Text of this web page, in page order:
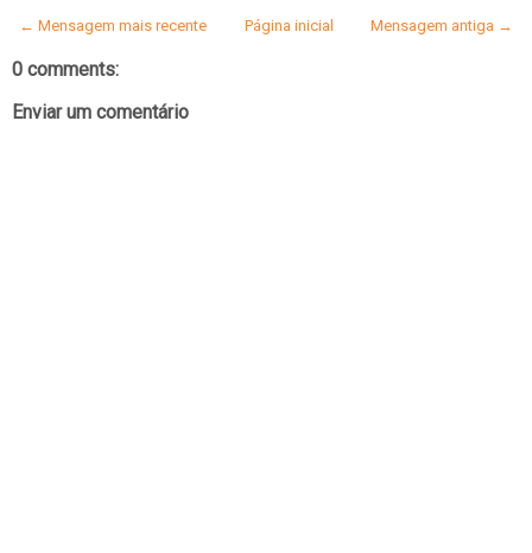
← Mensagem mais recente Mensagem antiga →
Página inicial
0 comments:
Enviar um comentário